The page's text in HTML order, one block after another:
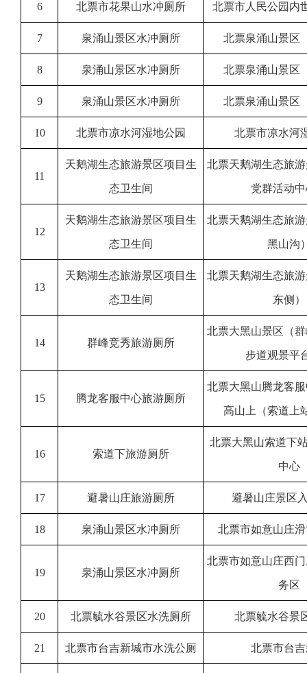
6 北票市花果山水冲厕所 北票市人民公园内
7 泉涌山景区水冲厕所 北票泉涌山景区
8 泉涌山景区水冲厕所 北票泉涌山景区
9 泉涌山景区水冲厕所 北票泉涌山景区
10 北票市凉水河湿地公园 北票市凉水河
11
天鹅湖生态旅游景区项目生
态卫生间
北票天鹅湖生态旅
党群活动
12
天鹅湖生态旅游景区项目生
态卫生间
北票天鹅湖生态旅
黑山沟
13
天鹅湖生态旅游景区项目生
态卫生间
北票天鹅湖生态旅
东侧）
14 群峰竞秀旅游厕所
北票大黑山景区（
步道观景平
15 腾龙客服中心旅游厕所
北票大黑山腾龙客
高山上（索道上
16 索道下旅游厕所
北票大黑山索道下
中心
17 避暑山庄旅游厕所 避暑山庄景区
18 泉涌山景区水冲厕所 北票市如意山庄
19 泉涌山景区水冲厕所
北票市如意山庄西
务区
20 北票毓水谷景区水洗厕所 北票毓水谷景
21 北票市台吉新城市水洗公厕 北票市台